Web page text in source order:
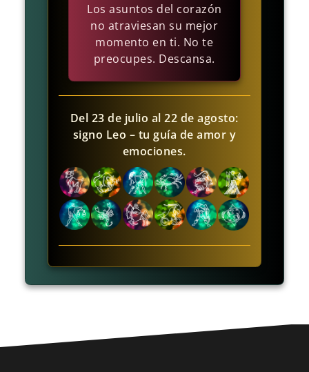
Los asuntos del corazón
no atraviesan su mejor
momento en ti. No te
preocupes. Descansa.
Del 23 de julio al 22 de agosto:
signo Leo – tu guía de amor y
emociones.